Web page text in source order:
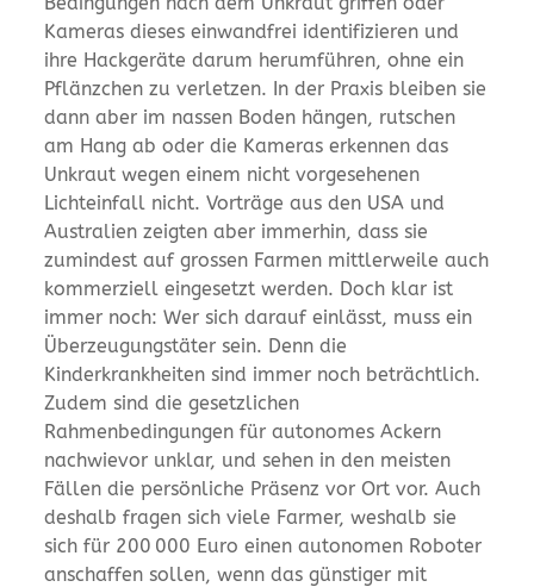
Kameras dieses einwandfrei identifizieren und
ihre Hackgeräte darum herumführen, ohne ein
Pflänzchen zu verletzen. In der Praxis bleiben sie
dann aber im nassen Boden hängen, rutschen
am Hang ab oder die Kameras erkennen das
Unkraut wegen einem nicht vorgesehenen
Lichteinfall nicht. Vorträge aus den USA und
Australien zeigten aber immerhin, dass sie
zumindest auf grossen Farmen mittlerweile auch
kommerziell eingesetzt werden. Doch klar ist
immer noch: Wer sich darauf einlässt, muss ein
Überzeugungstäter sein. Denn die
Kinderkrankheiten sind immer noch beträchtlich.
Zudem sind die gesetzlichen
Rahmenbedingungen für autonomes Ackern
nachwievor unklar, und sehen in den meisten
Fällen die persönliche Präsenz vor Ort vor. Auch
deshalb fragen sich viele Farmer, weshalb sie
sich für 200 000 Euro einen autonomen Roboter
anschaffen sollen, wenn das günstiger mit